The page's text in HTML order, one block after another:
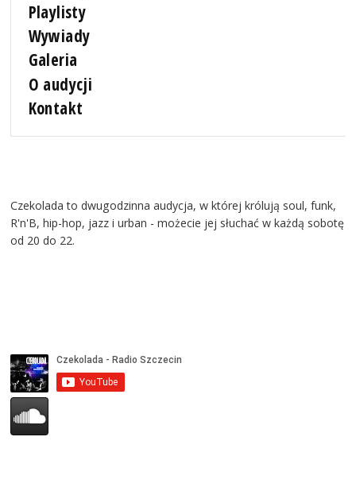
Playlisty
Wywiady
Galeria
O audycji
Kontakt
Czekolada to dwugodzinna audycja, w której królują soul, funk,
R'n'B, hip-hop, jazz i urban - możecie jej słuchać w każdą sobotę
od 20 do 22.